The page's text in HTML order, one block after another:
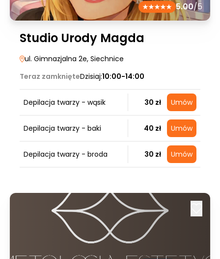
5.00/5
Studio Urody Magda
ul. Gimnazjalna 2e, Siechnice
Teraz zamknięteDzisiaj:10:00-14:00
Depilacja twarzy - wąsik 30 zł Umów
Depilacja twarzy - baki 40 zł Umów
Depilacja twarzy - broda 30 zł Umów